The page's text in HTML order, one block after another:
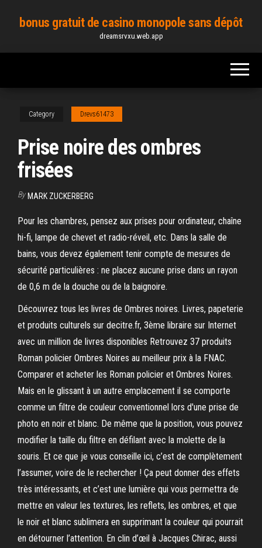
content
bonus gratuit de casino monopole sans dépôt
dreamsrvxu.web.app
Category Drevs61473
Prise noire des ombres
frisées
By MARK ZUCKERBERG
Pour les chambres, pensez aux prises pour ordinateur, chaîne
hi-fi, lampe de chevet et radio-réveil, etc. Dans la salle de
bains, vous devez également tenir compte de mesures de
sécurité particulières : ne placez aucune prise dans un rayon
de 0,6 m de la douche ou de la baignoire.
Découvrez tous les livres de Ombres noires. Livres, papeterie
et produits culturels sur decitre.fr, 3ème libraire sur Internet
avec un million de livres disponibles Retrouvez 37 produits
Roman policier Ombres Noires au meilleur prix à la FNAC.
Comparer et acheter les Roman policier et Ombres Noires.
Mais en le glissant à un autre emplacement il se comporte
comme un filtre de couleur conventionnel lors d'une prise de
photo en noir et blanc. De même que la position, vous pouvez
modifier la taille du filtre en défilant avec la molette de la
souris. Et ce que je vous conseille ici, c’est de complètement
l’assumer, voire de le rechercher ! Ça peut donner des effets
très intéressants, et c’est une lumière qui vous permettra de
mettre en valeur les textures, les reflets, les ombres, et que
le noir et blanc sublimera en supprimant la couleur qui pourrait
en détourner l’attention. En clin d’œil à Jacques Chirac, aussi